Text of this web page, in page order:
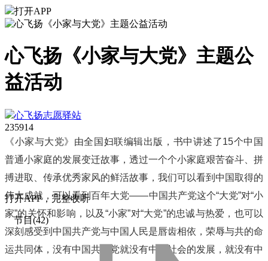
打开APP
心飞扬《小家与大党》主题公
益活动
心飞扬志愿驿站
235914
《小家与大党》由全国妇联编辑出版，书中讲述了15个中国
普通小家庭的发展变迁故事，透过一个个小家庭艰苦奋斗、拼
搏进取、传承优秀家风的鲜活故事， 我们可以看到中国取得的
伟大成就，可以看到百年大党——中国共产党这个“大党”对“小
家”的关怀和影响，以及“小家”对“大党”的忠诚与热爱，也可以
深刻感受到中国共产党与中国人民是唇齿相依，荣辱与共的命
运共同体，没有中国共产党就没有中国社会的发展，就没有中
打开APP，完整收听
节目(42)